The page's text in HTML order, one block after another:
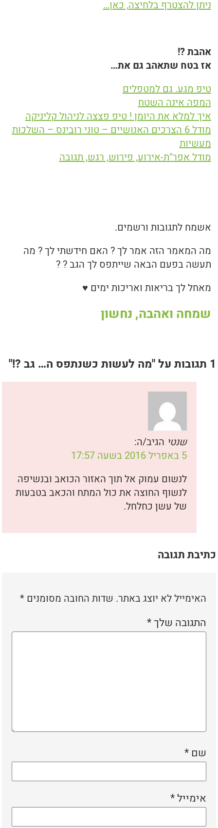
ניתן להצטרף בלחיצה, כאן…
אהבת ?!
אז בטח שתאהב גם את…
טיפ מגע. גם למטפלים
המפה אינה השטח
איך למלא את היומן ! טיפ פצצה לניהול קליניקה
מודל 6 הצרכים האנושיים – טוני רובינס – השלכות
מעשיות
מודל אפר"ת-אירוע, פירוש, רגש, תגובה
אשמח לתגובות ורשמים.
מה המאמר הזה אמר לך ? האם חידשתי לך ? מה
תעשה בפעם הבאה שייתפס לך הגב ? ?
מאחל לך בריאות ואריכות ימים ♥
שמחה ואהבה, נחשון
1 תגובות על " מה לעשות כשנתפס ה… גב ?!"
שנטי הגיב/ה:
5 באפריל 2016 בשעה 17:57
לנשום עמוק אל תוך האזור הכואב ובנשיפה
לנשוף החוצה את כול המתח והכאב בטבעות
של עשן כחלחל.
כתיבת תגובה
האימייל לא יוצג באתר. שדות החובה מסומנים*
התגובה שלך*
שם*
אימייל*